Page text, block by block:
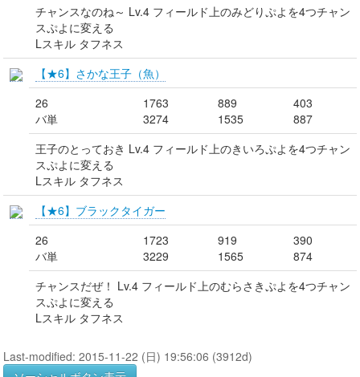
チャンスなのね～ Lv.4 フィールド上のみどりぷよを4つチャン
スぷよに変える
Lスキル タフネス
【★6】さかな王子（魚）
26
バ単
1763
3274
889
1535
403
887
王子のとっておき Lv.4 フィールド上のきいろぷよを4つチャン
スぷよに変える
Lスキル タフネス
【★6】ブラックタイガー
26
バ単
1723
3229
919
1565
390
874
チャンスだぜ！ Lv.4 フィールド上のむらさきぷよを4つチャン
スぷよに変える
Lスキル タフネス
Last-modified: 2015-11-22 (日) 19:56:06 (3912d)